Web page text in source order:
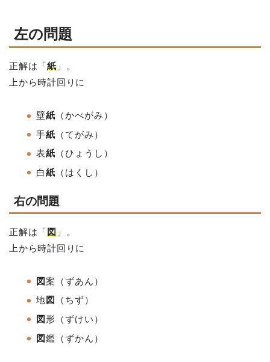
左の問題
正解は「紙」。
上から時計回りに
壁紙 （かべがみ）
手紙 （てがみ）
表紙 （ひょうし）
白紙 （はくし）
右の問題
正解は「図」。
上から時計回りに
図案（ずあん）
地 図
（ちず）
図形 （ずけい ）
図鑑 （ずかん）